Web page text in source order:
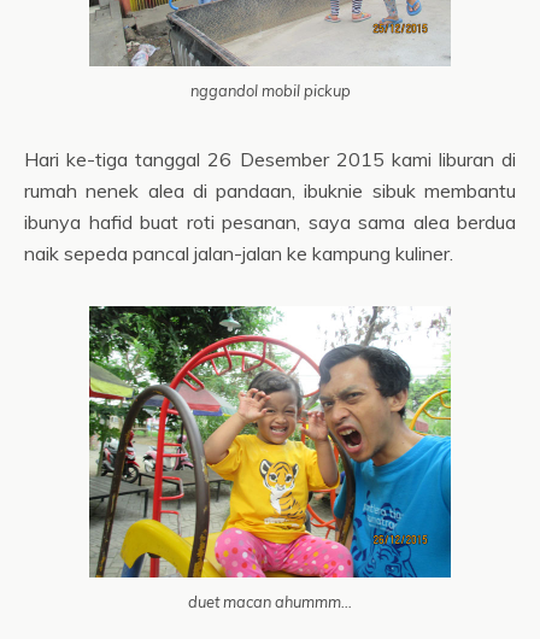
nggandol mobil pickup
Hari ke-tiga tanggal 26 Desember 2015 kami liburan di
rumah nenek alea di pandaan, ibuknie sibuk membantu
ibunya hafid buat roti pesanan, saya sama alea berdua
naik sepeda pancal jalan-jalan ke kampung kuliner.
duet macan ahummm…